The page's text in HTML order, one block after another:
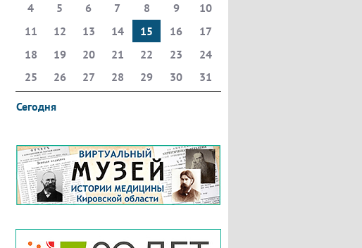
4
5 6 7 8 9
10
11
12 13 14 15 16
17
18
19 20 21 22 23
24
25
26 27 28 29 30 31
Сегодня